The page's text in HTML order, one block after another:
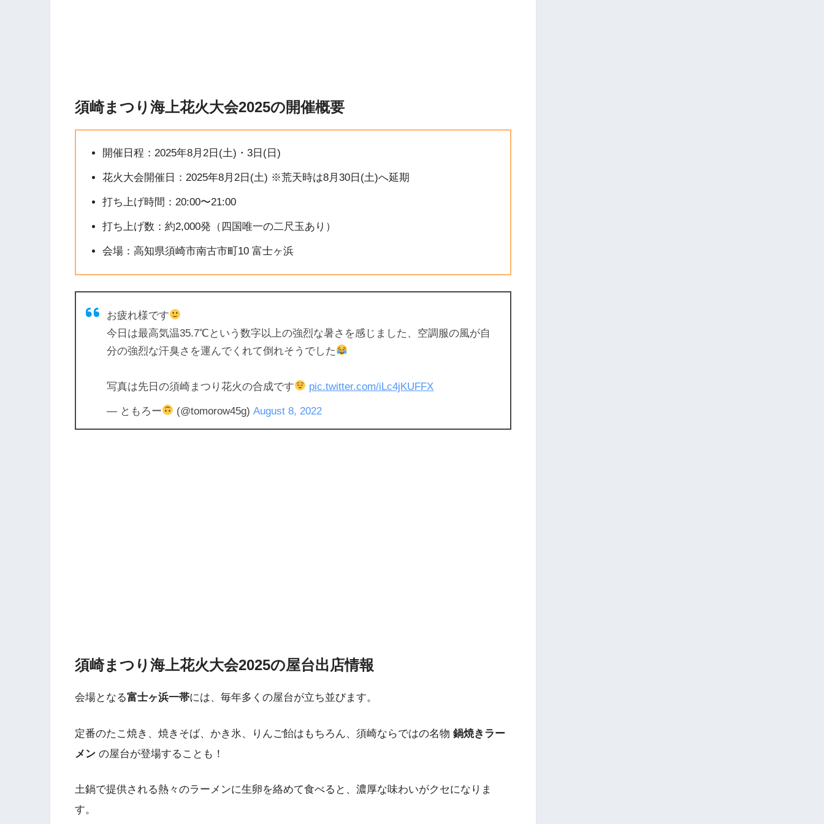
須崎まつり海上花火大会2025の開催概要
開催日程：2025年8月2日(土)・3日(日)
花火大会開催日：2025年8月2日(土) ※荒天時は8月30日(土)へ延期
打ち上げ時間：20:00〜21:00
打ち上げ数：約2,000発（四国唯一の二尺玉あり）
会場：高知県須崎市南古市町10 富士ヶ浜
お疲れ様です
今日は最高気温35.7℃という数字以上の強烈な暑さを感じました、空調服の風が自
分の強烈な汗臭さを運んでくれて倒れそうでした
写真は先日の須崎まつり花火の合成です pic.twitter.com/iLc4jKUFFX
— ともろー (@tomorow45g)August 8, 2022
須崎まつり海上花火大会2025の屋台出店情報
会場となる富士ヶ浜一帯には、毎年多くの屋台が立ち並びます。
定番のたこ焼き、焼きそば、かき氷、りんご飴はもちろん、須崎ならではの名物 鍋焼きラー
メン の屋台が登場することも！
土鍋で提供される熱々のラーメンに生卵を絡めて食べると、濃厚な味わいがクセになりま
す。